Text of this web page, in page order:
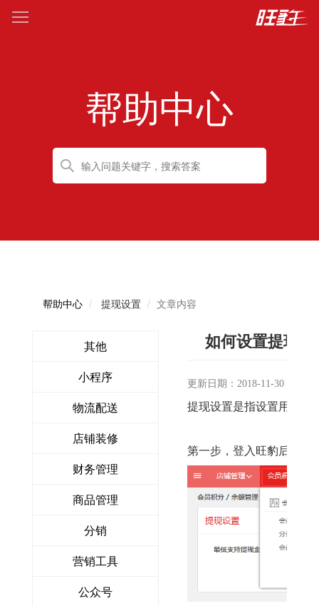
帮助中心
帮助中心 提现设置 文章内容
其他
小程序
物流配送
店铺装修
财务管理
商品管理
分销
营销工具
公众号
如何设置提现设
更新日期：2018-11-30
提现设置是指设置用户将
第一步，登入旺豹后台